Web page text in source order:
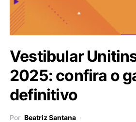
Vestibular
2025: confira o
definitivo
Por Beatriz Santana